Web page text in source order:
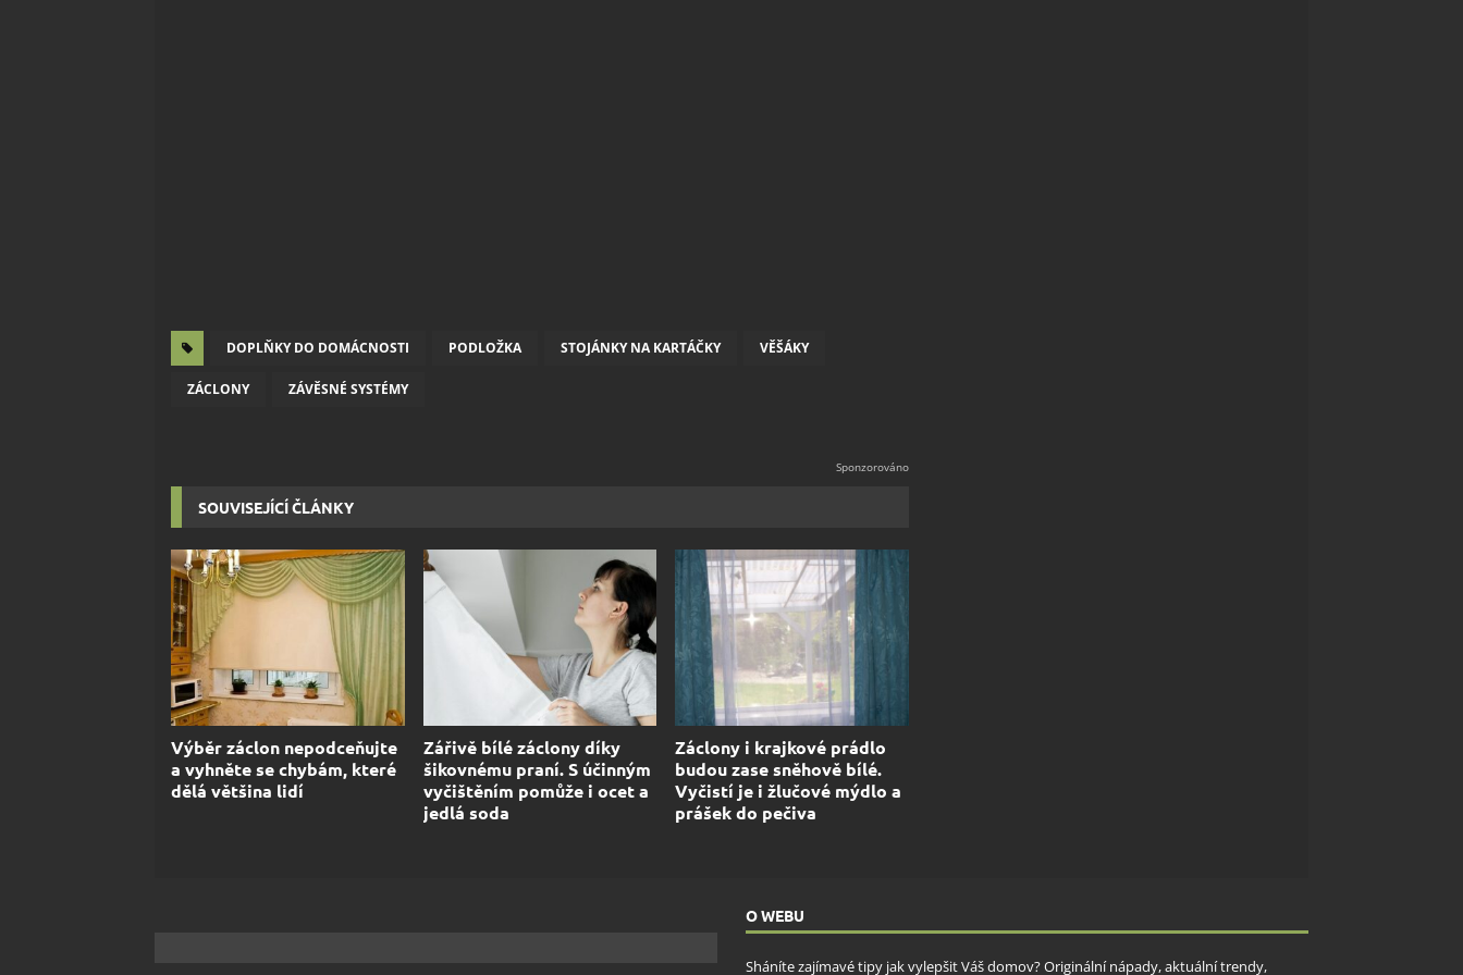
DOPLŇKY DO DOMÁCNOSTI PODLOŽKA STOJÁNKY NA KARTÁČKY VĚŠÁKY
ZÁCLONY ZÁVĚSNÉ SYSTÉMY
SOUVISEJÍCÍ ČLÁNKY
Výběr záclon nepodceňujte
a vyhněte se chybám, které
dělá většina lidí
Zářivě bílé záclony díky
šikovnému praní. S účinným
vyčištěním pomůže i ocet a
jedlá soda
Záclony i krajkové prádlo
budou zase sněhově bílé.
Vyčistí je i žlučové mýdlo a
prášek do pečiva
O WEBU
Sháníte zajímavé tipy jak vylepšit Váš domov? Originální nápady, aktuální trendy,